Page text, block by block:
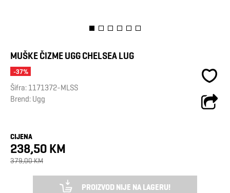
MUŠKE ČIZME UGG CHELSEA LUG
-37%
Šifra: 1171372-MLSS
Brend: Ugg
CIJENA
238,50 KM
379,00 KM
PROIZVOD NIJE NA LAGERU!